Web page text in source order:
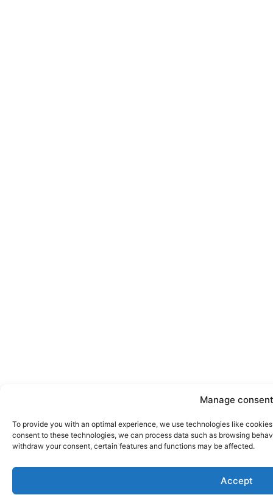
Manage consent
To provide you with an optimal experience, we use technologies like
consent to these technologies, we can process data such as browsing
withdraw your consent, certain features and functions may be affected.
Accept